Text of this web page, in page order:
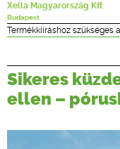
Xella Magyarország Kft.
Budapest
Termékkiíráshoz szükséges
Sikeres
ellen –